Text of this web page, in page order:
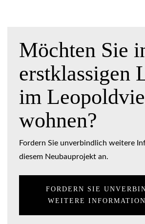
Möchten Sie
erstklassigen
im
wohnen?
Fordern Sie unverbindlich weitere
diesem Neubauprojekt an.
FORDERN SIE
WEITERE